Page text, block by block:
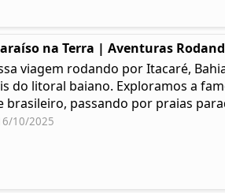
na Terra | Aventuras
viagem rodando por Itacaré,
do litoral baiano. Exploramos a
brasileiro, passando por praias
10/2025